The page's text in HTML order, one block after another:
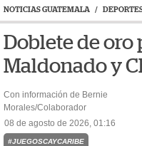
NOTICIAS GUATEMALA /
Doblete de oro
Maldonado y
Con información de Bernie
Morales/Colaborador
08 de agosto de 2026, 01:16
#JUEGOSCAYCARIBE